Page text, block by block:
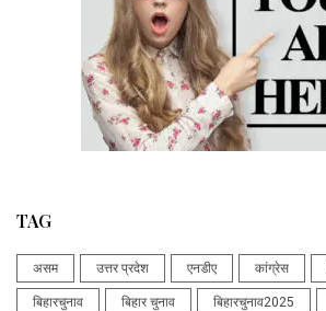
TAG
असम उत्तर प्रदेश एनडीए कांग्रेस
बिहारचुनाव बिहार चुनाव बिहारचुनाव2025